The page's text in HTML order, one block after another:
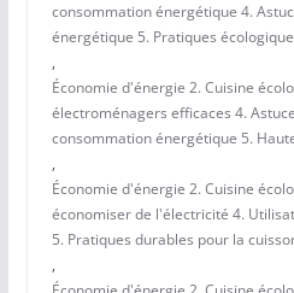
consommation énergétique 4.
énergétique 5. Pratiques
,
Économie d'énergie 2. Cuisine
électroménagers efficaces 4.
consommation énergétique 5.
,
Économie d'énergie 2. Cuisine
économiser de l'électricité 4.
5. Pratiques durables pour la
,